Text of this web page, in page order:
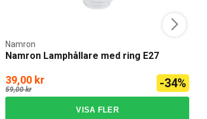
Namron Lamphållare med ring E27
Namron
39,00 kr
59,00 kr -34%